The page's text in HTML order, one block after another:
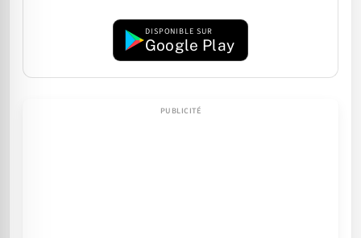
DISPONIBLE SUR
Google Play